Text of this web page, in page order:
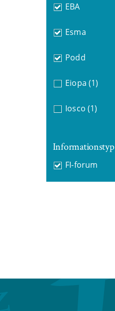
EBA
Esma
Podd
Eiopa (1)
Iosco (1)
Informationstyp
FI-forum